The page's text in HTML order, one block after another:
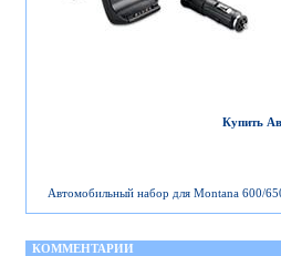
Купить
Автомобильный набор для Montana 600/
КОММЕНТАРИИ